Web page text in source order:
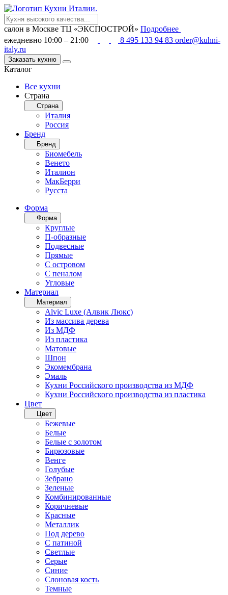
салон в Москве ТЦ «ЭКСПОСТРОЙ» Подробнее
ежедневно 10:00 – 21:00
8 495 133 94 83 order@kuhni-
italy.ru
Заказать кухню
Каталог
Все кухни
Страна
Страна
Италия
Россия
Бренд
Бренд
Биомебель
Венето
Италион
МакБерри
Русста
Форма
Форма
Круглые
П-образные
Подвесные
Прямые
С островом
С пеналом
Угловые
Материал
Материал
Alvic Luxe (Алвик Люкс)
Из массива дерева
Из МДФ
Из пластика
Матовые
Шпон
Экомембрана
Эмаль
Кухни Российского производства из МДФ
Кухни Российского производства из пластика
Цвет
Цвет
Бежевые
Белые
Белые с золотом
Бирюзовые
Венге
Голубые
Зебрано
Зеленые
Комбинированные
Коричневые
Красные
Металлик
Под дерево
С патиной
Светлые
Серые
Синие
Слоновая кость
Темные